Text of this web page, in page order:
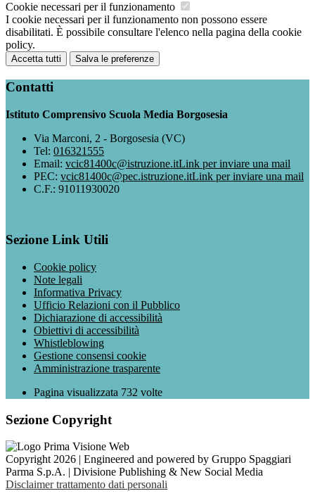
Cookie necessari per il funzionamento
I cookie necessari per il funzionamento non possono essere
disabilitati. È possibile consultare l'elenco nella pagina della cookie
policy.
Accetta tutti Salva le preferenze
Contatti
Istituto Comprensivo Scuola Media Borgosesia
Via Marconi, 2 - Borgosesia (VC)
Tel: 016321555
Email: vcic81400c@istruzione.itLink per inviare una mail
PEC: vcic81400c@pec.istruzione.itLink per inviare una mail
C.F.: 91011930020
Sezione Link Utili
Cookie policy
Note legali
Informativa Privacy
Ufficio Relazioni con il Pubblico
Dichiarazione di accessibilità
Obiettivi di accessibilità
Whistleblowing
Gestione consensi cookie
Amministrazione trasparente
Pagina visualizzata 732 volte
Sezione Copyright
Copyright 2026 | Engineered and powered by Gruppo Spaggiari
Parma S.p.A. | Divisione Publishing & New Social Media
Disclaimer trattamento dati personali